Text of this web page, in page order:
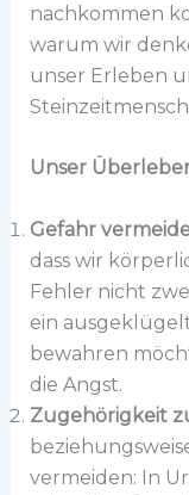
nachkommen
warum wir
unser Erleben
Unser
Gefahr
dass wir
Fehler nicht
ein
bewahren
die Angst.
Zugehörigkeit
vermeiden: In